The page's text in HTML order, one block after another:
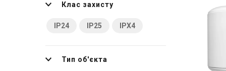
Клас захисту
IP24 IP25 IPX4
Тип об'єкта